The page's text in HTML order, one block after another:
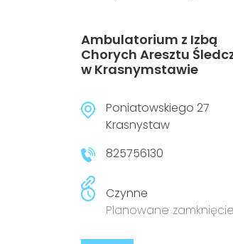
Ambulatorium z Izbą
Chorych Aresztu
w Krasnymstawie
Poniatowskiego 27
Krasnystaw
825756130
Czynne
Planowane zamknięcie